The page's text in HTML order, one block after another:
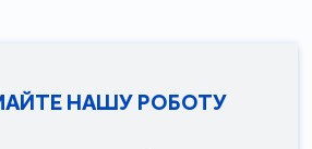
НАШУ РОБОТУ